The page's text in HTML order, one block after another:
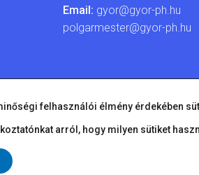
Email: gyor@gyor-ph.hu
polgarmester@gyor-ph.hu
felhasználói élmény érdekében
arról, hogy milyen sütiket